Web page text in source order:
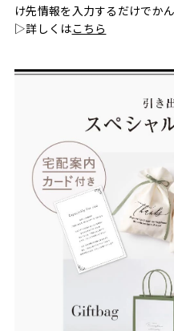
け先情報を入力するだけでか
▷詳しくはこちら